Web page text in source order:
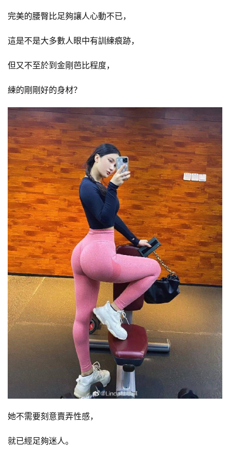
訓
增
肌
計
劃
瑜
伽
健
身
視
頻
完美的腰臀比足夠讓人心動不已，
這是不是大多數人眼中有訓練痕跡，
但又不至於到金剛芭比程度，
練的剛剛好的身材？
她不需要刻意賣弄性感，
就已經足夠迷人。